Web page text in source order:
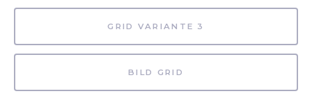
GRID VARIANTE 3
BILD GRID